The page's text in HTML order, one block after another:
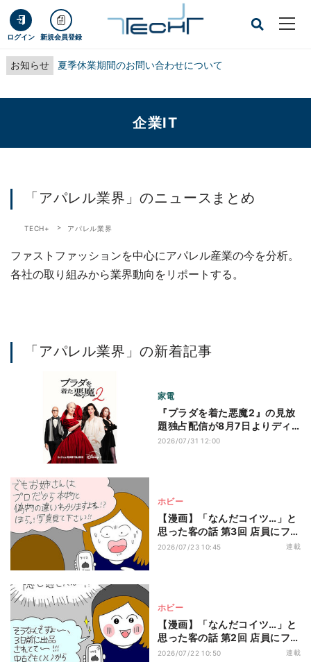
ログイン 新規会員登録
お知らせ 夏季休業期間のお問い合わせについて
企業IT
「アパレル業界」のニュースまとめ
TECH+ アパレル業界
ファストファッションを中心にアパレル産業の今を分析。
各社の取り組みから業界動向をリポートする。
「アパレル業界」の新着記事
家電
『プラダを着た悪魔2』の見放
題独占配信が8月7日よりディ
ズニープラスでスタート
2026/07/31 12:00
ホビー
【漫画】「なんだコイツ…」と
思った客の話 第3回 店員にフリ
マサイトを見せて「これって偽
2026/07/23 10:45 連載
ホビー
【漫画】「なんだコイツ…」と
思った客の話 第2回 店員にフリ
マサイトの画面を見せて…アパ
2026/07/22 10:50 連載